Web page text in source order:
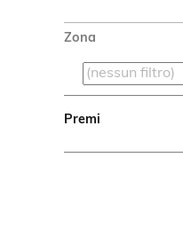
Zona
Premi